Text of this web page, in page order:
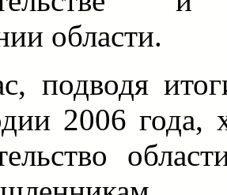
области.
подводя
2006 года,